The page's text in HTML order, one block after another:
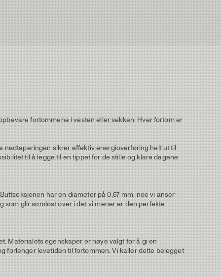
fortommene i vesten eller sekken. Hver fortom er
nedtaperingen sikrer effektiv energioverføring helt ut til
til å legge til en tippet for de stille og klare dagene
har en diameter på 0,57 mm, noe vi anser
som glir sømløst over i det vi mener er den perfekte
Materialets egenskaper er nøye valgt for å gi en
forlenger levetiden til fortommen. Vi kaller dette belegget